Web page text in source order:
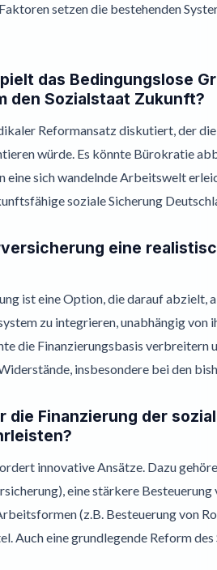
setzen die bestehenden
das Bedingungslose
den Sozialstaat Zukunft?
Reformansatz diskutiert, der
würde. Es könnte Bürokratie
eine sich wandelnde Arbeitswelt
soziale Sicherung
eine
ist eine Option, die darauf abzielt,
zu integrieren, unabhängig von
die Finanzierungsbasis verbreitern
insbesondere bei den
die Finanzierung der
innovative Ansätze. Dazu
eine stärkere
(z.B. Besteuerung von
Auch eine grundlegende Reform